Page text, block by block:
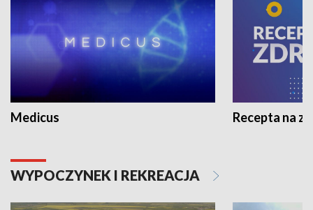
Medicus Recepta na
WYPOCZYNEK I REKREACJA